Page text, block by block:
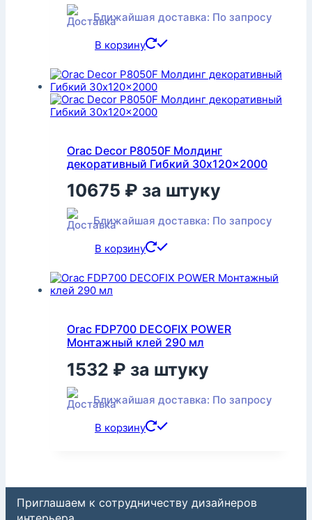
Ближайшая доставка: По запросу
В корзину
Orac Decor P8050F Молдинг
декоративный Гибкий 30x120x2000
10675 ₽ за штуку
Ближайшая доставка: По запросу
В корзину
Orac FDP700 DECOFIX POWER
Монтажный клей 290 мл
1532 ₽ за штуку
Ближайшая доставка: По запросу
В корзину
Приглашаем к сотрудничеству дизайнеров